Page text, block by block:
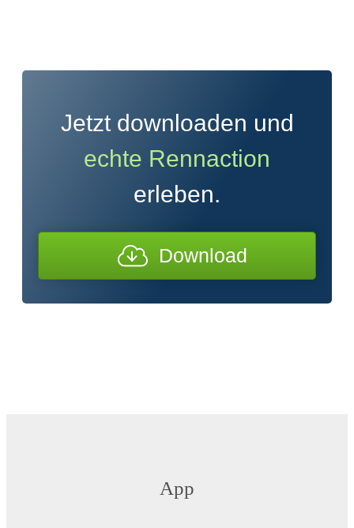
Jetzt downloaden und
echte Rennaction
erleben.
Download
App